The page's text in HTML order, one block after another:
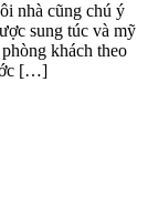
nhà cũng chú ý
sung túc và mỹ
khách theo
[…]